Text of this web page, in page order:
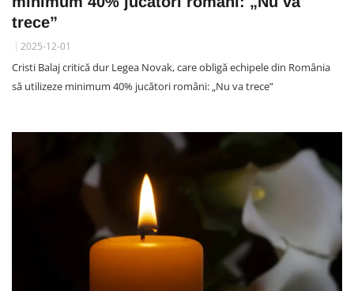
trece”
2025-12-01
Cristi Balaj critică dur Legea Novak, care obligă echipele din România
să utilizeze minimum 40% jucători români: „Nu va trece”